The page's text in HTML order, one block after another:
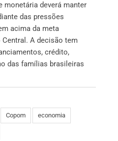
monetária deverá manter
das pressões
acima da meta
A decisão tem
crédito,
das famílias brasileiras
Copom economia